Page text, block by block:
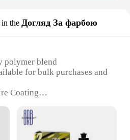
in the Догляд За фарбою
polymer blend
for bulk purchases and
Coating
tire appearance and
UV-resistant, water-